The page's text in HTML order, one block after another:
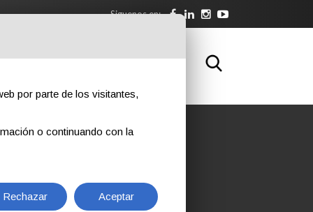
Siguenos en:
FORMACIÓN CONTACTOS
por parte de los visitantes,
o continuando con la
Rechazar Aceptar